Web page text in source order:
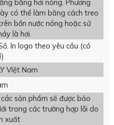
bằng hơi nóng. Phương
có thể làm bằng cách treo
bồn nước nóng hoặc sử
là hơi.
In logo theo yêu cầu (có
VIệt Nam
sản phẩm sẽ được bảo
trong các trường hợp lỗi do
xuất